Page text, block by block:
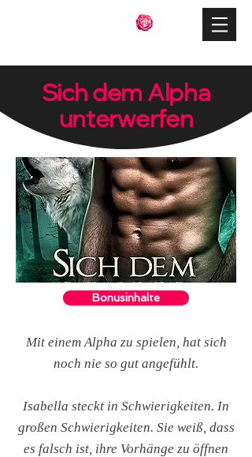
Sich dem Alpha
unterwerfen
Bonusinhalte
Mit einem Alpha zu spielen, hat sich
noch nie so gut angefühlt.
Isabella steckt in Schwierigkeiten. In
großen Schwierigkeiten. Sie weiß, dass
es falsch ist, ihre Vorhänge zu öffnen